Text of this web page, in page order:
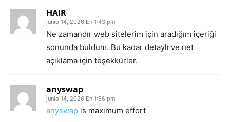
HAIR
junio 14, 2026 En 1:43 pm
Ne zamandır web sitelerim için aradığım içeriği
sonunda buldum. Bu kadar detaylı ve net
açıklama için teşekkürler.
anyswap
junio 14, 2026 En 1:56 pm
anyswap is maximum effort